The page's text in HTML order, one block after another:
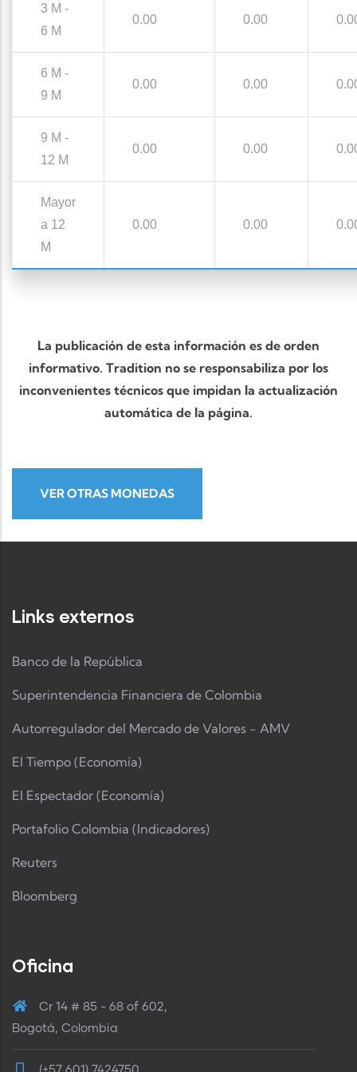
3 M -
6 M
0.00 0.00
6 M -
9 M
0.00 0.00
9 M -
12 M
0.00 0.00
Mayor
a 12
M
0.00 0.00
La publicación de esta información es de orden
informativo. Tradition no se responsabiliza por los
inconvenientes técnicos que impidan la actualización
automática de la página.
VER OTRAS MONEDAS
Links externos
Banco de la República
Superintendencia Financiera de Colombia
Autorregulador del Mercado de Valores - AMV
El Tiempo (Economía)
El Espectador (Economía)
Portafolio Colombia (Indicadores)
Reuters
Bloomberg
Oficina
Cr 14 # 85 - 68 of 602,
Bogotá, Colombia